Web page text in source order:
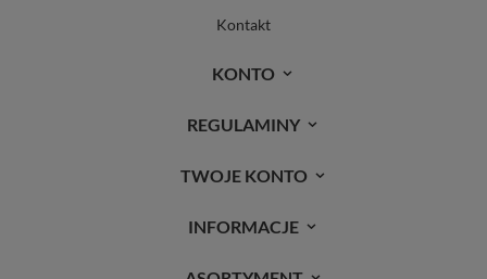
Kontakt
KONTO
REGULAMINY
TWOJE KONTO
INFORMACJE